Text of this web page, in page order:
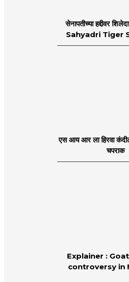
सेनापतीच्या हद्दीवर
Sahyadri Tiger
एस आय आर ला हिरवा
चपराक
Explainer :
controversy in